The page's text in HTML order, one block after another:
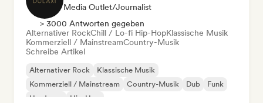
Media Outlet/Journalist
> 3000 Antworten gegeben
Alternativer RockChill / Lo-fi Hip-HopKlassische Musik
Kommerziell / MainstreamCountry-Musik
Schreibe Artikel
Alternativer Rock
Klassische Musik
Kommerziell / Mainstream
Country-Musik Dub
Funk
Hardcore
Hip-Hop